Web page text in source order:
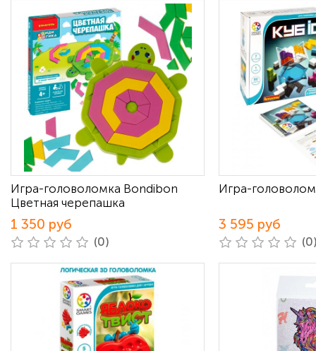
Игра-головоломка Bondibon
Цветная черепашка
1 350 руб
(0)
Игра-
3 595 руб